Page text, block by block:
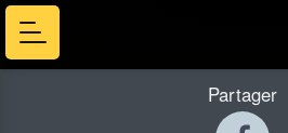
Partager